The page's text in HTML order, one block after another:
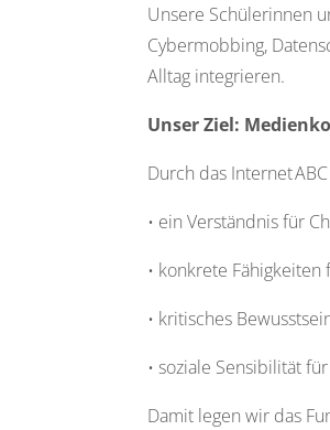
Unsere Schülerinnen
Cybermobbing,
Alltag integrieren.
Unser Ziel:
Durch das Internet
• ein Verständnis für
• konkrete
• kritisches
• soziale Sensibilität
Damit legen wir das